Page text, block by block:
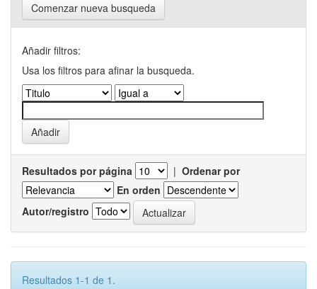
Comenzar nueva busqueda
Añadir filtros:
Usa los filtros para afinar la busqueda.
Resultados por página | Ordenar por
En orden
Autor/registro
Resultados 1-1 de 1.